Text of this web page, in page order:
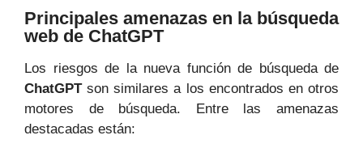
Principales amenazas en la búsqueda
web de ChatGPT
Los riesgos de la nueva función de búsqueda de
ChatGPTson similares a los encontrados en otros
motores de búsqueda. Entre las amenazas
destacadas están: